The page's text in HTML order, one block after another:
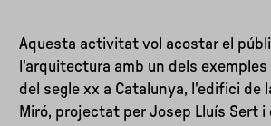
Aquesta activitat vol acostar el
l'arquitectura amb un dels
del segle xx a Catalunya, l'edifici de
Miró, projectat per Josep Lluís Sert i